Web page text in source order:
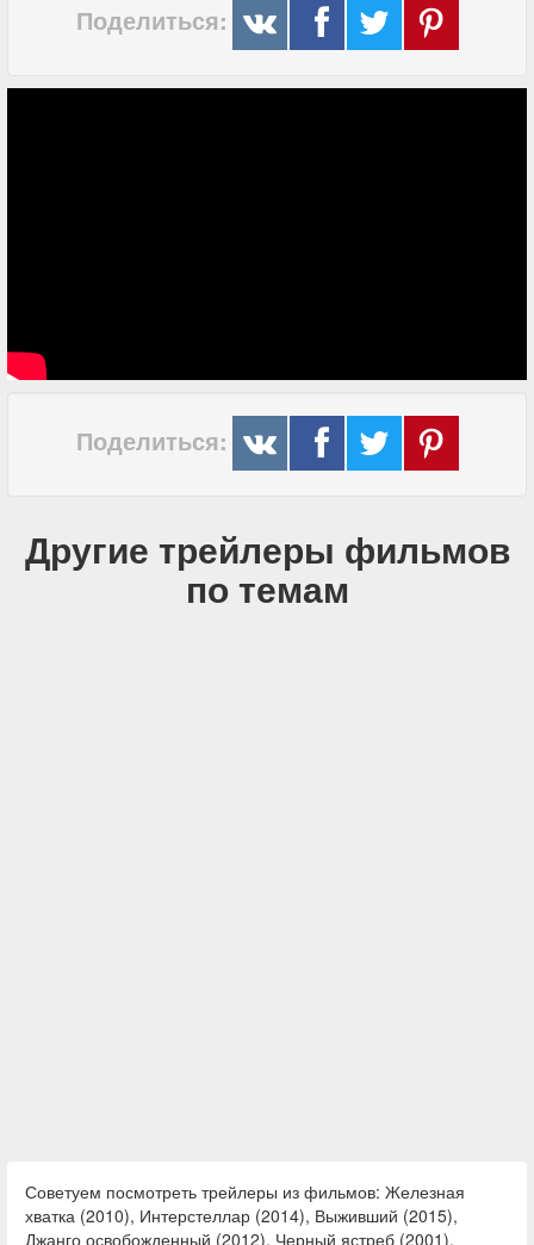
Поделиться:
Поделиться:
Другие трейлеры фильмов
по темам
Советуем посмотреть трейлеры из фильмов: Железная
хватка (2010), Интерстеллар (2014), Выживший (2015),
Джанго освобожденный (2012), Черный ястреб (2001),